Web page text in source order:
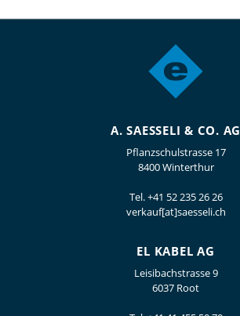
A. SAESSELI & CO. AG
Pflanzschulstrasse 17
8400 Winterthur
Tel.+41 52 235 26 26
verkauf[at]saesseli.ch
EL KABEL AG
Leisibachstrasse 9
6037 Root